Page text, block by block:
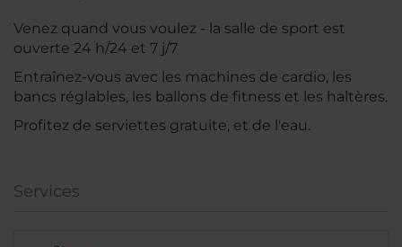
Venez quand vous voulez - la salle de sport est
ouverte 24 h/24 et 7 j/7
Entraînez-vous avec les machines de cardio, les
bancs réglables, les ballons de fitness et les haltères.
Profitez de serviettes gratuite, et de l'eau.
Services